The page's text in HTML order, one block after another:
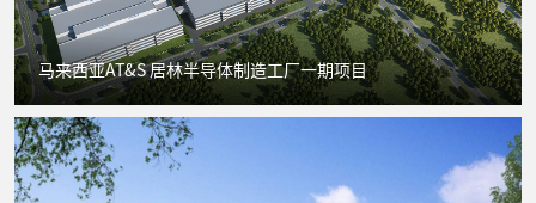
马来西亚AT&S 居林半导体制造工厂一期项目